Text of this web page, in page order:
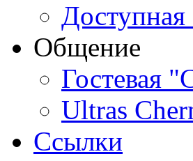
Доступная
Общение
Гостевая
Ultras
Ссылки